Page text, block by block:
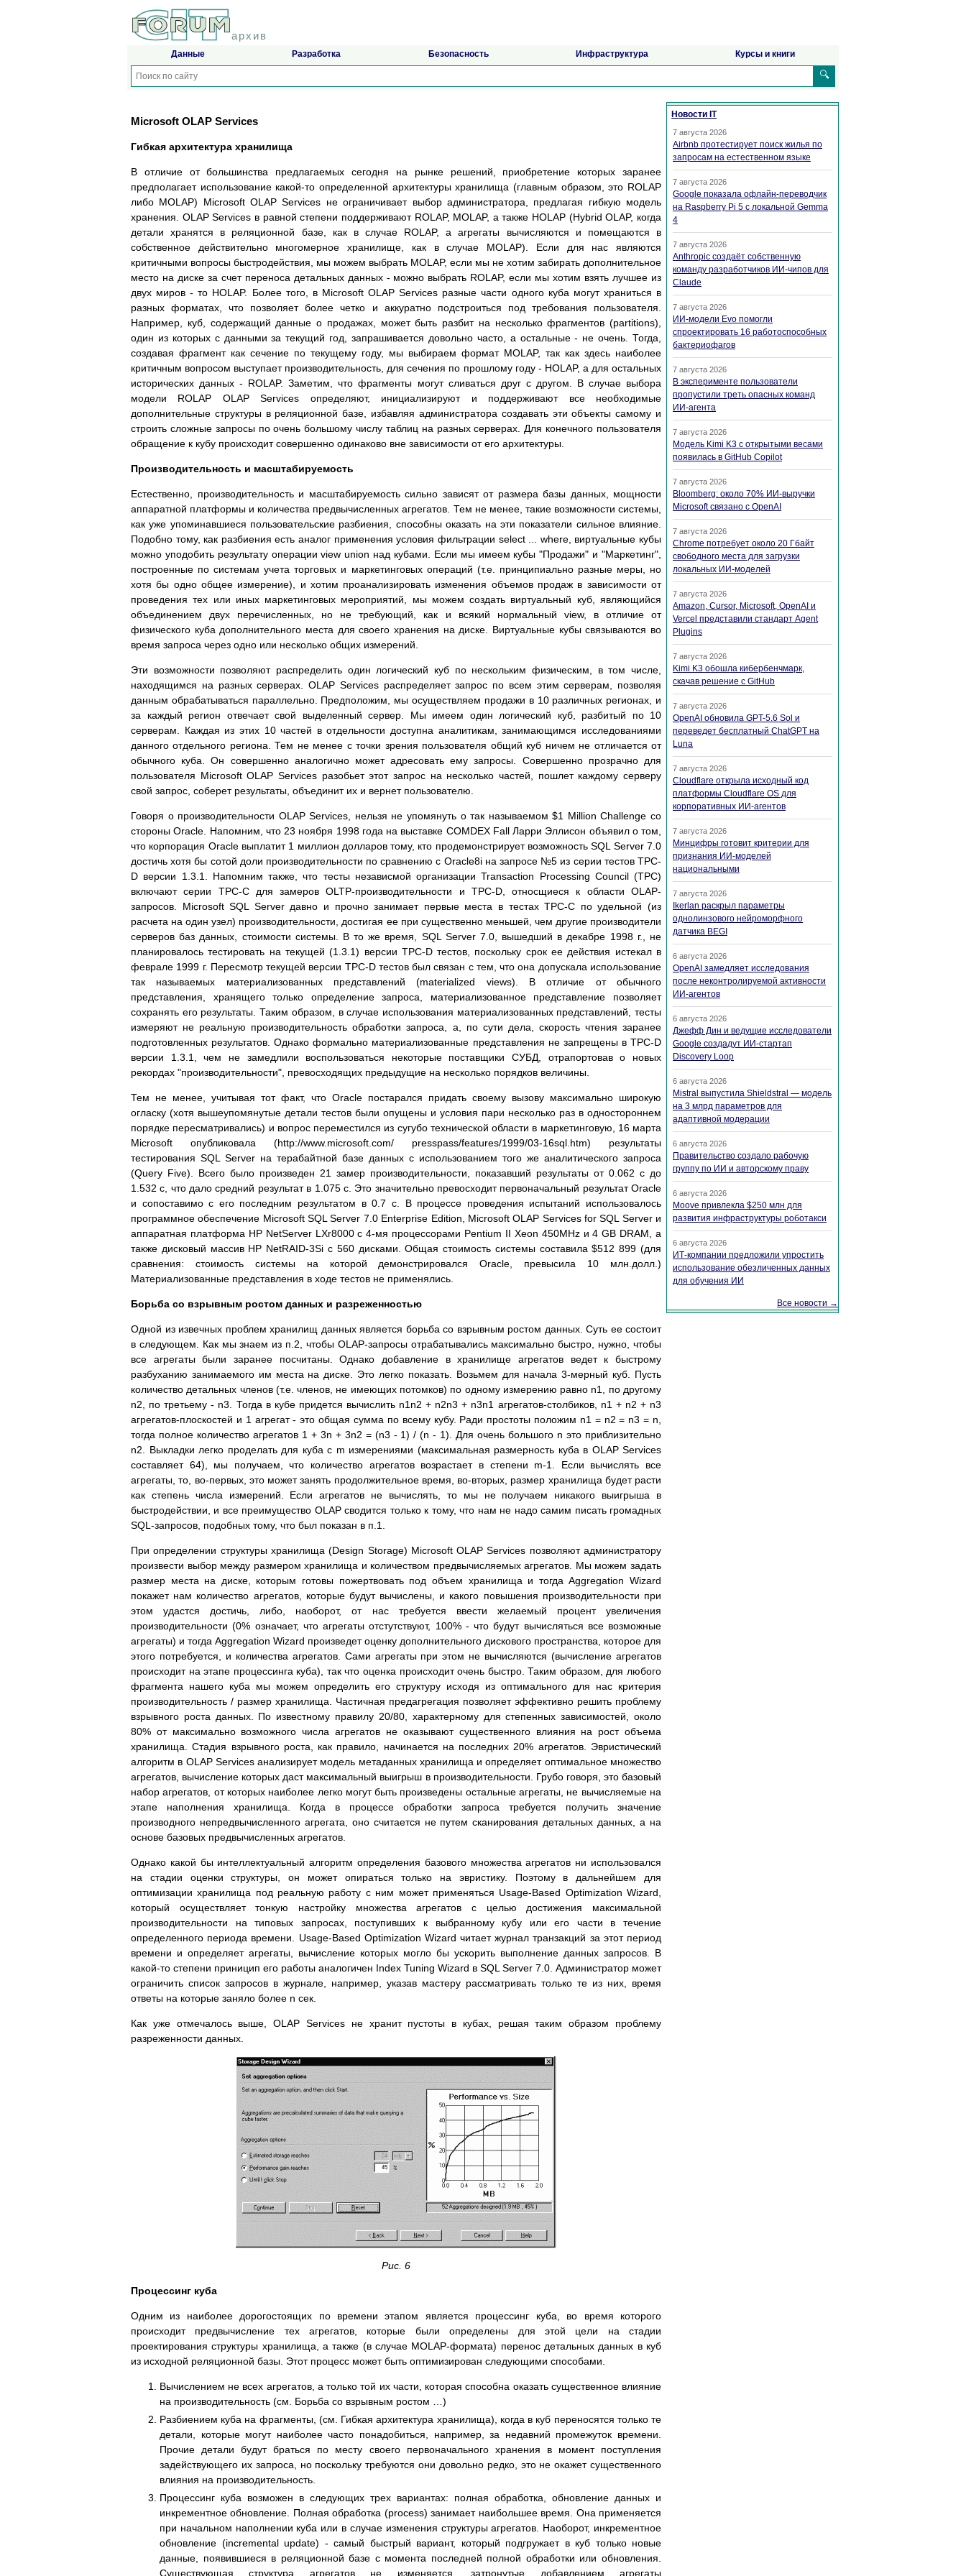
архив
Данные Разработка Безопасность Инфраструктура Курсы и книги
🔍
Microsoft OLAP Services
Гибкая архитектура хранилища
В отличие от большинства предлагаемых сегодня на рынке решений, приобретение которых заранее
предполагает использование какой-то определенной архитектуры хранилища (главным образом, это ROLAP
либо MOLAP) Microsoft OLAP Services не ограничивает выбор администратора, предлагая гибкую модель
хранения. OLAP Services в равной степени поддерживают ROLAP, MOLAP, а также HOLAP (Hybrid OLAP, когда
детали хранятся в реляционной базе, как в случае ROLAP, а агрегаты вычисляются и помещаются в
собственное действительно многомерное хранилище, как в случае MOLAP). Если для нас являются
критичными вопросы быстродействия, мы можем выбрать MOLAP, если мы не хотим забирать дополнительное
место на диске за счет переноса детальных данных - можно выбрать ROLAP, если мы хотим взять лучшее из
двух миров - то HOLAP. Более того, в Microsoft OLAP Services разные чаcти одного куба могут храниться в
разных форматах, что позволяет более четко и аккуратно подстроиться под требования пользователя.
Например, куб, содержащий данные о продажах, может быть разбит на несколько фрагментов (partitions),
один из которых с данными за текущий год, запрашивается довольно часто, а остальные - не очень. Тогда,
создавая фрагмент как сечение по текущему году, мы выбираем формат MOLAP, так как здесь наиболее
критичным вопросом выступает производительность, для сечения по прошлому году - HOLAP, а для остальных
исторических данных - ROLAP. Заметим, что фрагменты могут сливаться друг с другом. В случае выбора
модели ROLAP OLAP Services определяют, инициализируют и поддерживают все необходимые
дополнительные структуры в реляционной базе, избавляя администратора создавать эти объекты самому и
строить сложные запросы по очень большому числу таблиц на разных серверах. Для конечного пользователя
обращение к кубу происходит совершенно одинаково вне зависимости от его архитектуры.
Производительность и масштабируемость
Естественно, производительность и масштабируемость сильно зависят от размера базы данных, мощности
аппаратной платформы и количества предвычисленных агрегатов. Тем не менее, такие возможности системы,
как уже упоминавшиеся пользовательские разбиения, способны оказать на эти показатели сильное влияние.
Подобно тому, как разбиения есть аналог применения условия фильтрации select ... where, виртуальные кубы
можно уподобить результату операции view union над кубами. Если мы имеем кубы "Продажи" и "Маркетинг",
построенные по системам учета торговых и маркетинговых операций (т.е. принципиально разные меры, но
хотя бы одно общее измерение), и хотим проанализировать изменения объемов продаж в зависимости от
проведения тех или иных маркетинговых мероприятий, мы можем создать виртуальный куб, являющийся
объединением двух перечисленных, но не требующий, как и всякий нормальный view, в отличие от
физического куба дополнительного места для своего хранения на диске. Виртуальные кубы связываются во
время запроса через одно или несколько общих измерений.
Эти возможности позволяют распределить один логический куб по нескольким физическим, в том числе,
находящимся на разных серверах. OLAP Services распределяет запрос по всем этим серверам, позволяя
данным обрабатываться параллельно. Предположим, мы осуществляем продажи в 10 различных регионах, и
за каждый регион отвечает свой выделенный сервер. Мы имеем один логический куб, разбитый по 10
серверам. Каждая из этих 10 частей в отдельности доступна аналитикам, занимающимся исследованиями
данного отдельного региона. Тем не менее с точки зрения пользователя общий куб ничем не отличается от
обычного куба. Он совершенно аналогично может адресовать ему запросы. Совершенно прозрачно для
пользователя Microsoft OLAP Services разобьет этот запрос на несколько частей, пошлет каждому серверу
свой запрос, соберет результаты, объединит их и вернет пользователю.
Говоря о производительности OLAP Services, нельзя не упомянуть о так называемом $1 Million Challenge со
стороны Oracle. Напомним, что 23 ноября 1998 года на выставке COMDEX Fall Ларри Эллисон объявил о том,
что корпорация Oracle выплатит 1 миллион долларов тому, кто продемонстрирует возможность SQL Server 7.0
достичь хотя бы сотой доли производительности по сравнению с Oracle8i на запросе №5 из серии тестов TPC-
D версии 1.3.1. Напомним также, что тесты независмой организации Transaction Processing Council (TPC)
включают серии TPC-C для замеров OLTP-производительности и TPC-D, относщиеся к области OLAP-
запросов. Microsoft SQL Server давно и прочно занимает первые места в тестах ТРС-С по удельной (из
расчета на один узел) производительности, достигая ее при существенно меньшей, чем другие производители
серверов баз данных, стоимости системы. В то же время, SQL Server 7.0, вышедший в декабре 1998 г., не
планировалось тестировать на текущей (1.3.1) версии TPC-D тестов, поскольку срок ее действия истекал в
феврале 1999 г. Пересмотр текущей версии TPC-D тестов был связан с тем, что она допускала использование
так называемых материализованных представлений (materialized views). В отличие от обычного
представления, хранящего только определение запроса, материализованное представление позволяет
сохранять его результаты. Таким образом, в случае использования материализованных представлений, тесты
измеряют не реальную производительность обработки запроса, а, по сути дела, скорость чтения заранее
подготовленных результатов. Однако формально материализованные представления не запрещены в TPC-D
версии 1.3.1, чем не замедлили воспользоваться некоторые поставщики СУБД, отрапортовав о новых
рекордах "производительности", превосходящих предыдущие на несколько порядков величины.
Тем не менее, учитывая тот факт, что Oracle постарался придать своему вызову максимально широкую
огласку (хотя вышеупомянутые детали тестов были опущены и условия пари несколько раз в одностороннем
порядке пересматривались) и вопрос переместился из сугубо технической области в маркетинговую, 16 марта
Microsoft опубликовала (http://www.microsoft.com/ presspass/features/1999/03-16sql.htm) результаты
тестирования SQL Server на терабайтной базе данных с использованием того же аналитического запроса
(Query Five). Всего было произведен 21 замер производительности, показавший результаты от 0.062 с до
1.532 с, что дало средний результат в 1.075 с. Это значительно превосходит первоначальный результат Oracle
и сопоставимо с его последним результатом в 0.7 с. В процессе проведения испытаний использовалось
программное обеспечение Microsoft SQL Server 7.0 Enterprise Edition, Microsoft OLAP Services for SQL Server и
аппаратная платформа HP NetServer LXr8000 с 4-мя процессорами Pentium II Xeon 450MHz и 4 GB DRAM, а
также дисковый массив HP NetRAID-3Si с 560 дисками. Общая стоимость системы составила $512 899 (для
сравнения: стоимость системы на которой демонстрировался Oracle, превысила 10 млн.долл.)
Материализованные представления в ходе тестов не применялись.
Борьба со взрывным ростом данных и разреженностью
Одной из извечных проблем хранилищ данных является борьба со взрывным ростом данных. Суть ее состоит
в следующем. Как мы знаем из п.2, чтобы OLAP-запросы отрабатывались максимально быстро, нужно, чтобы
все агрегаты были заранее посчитаны. Однако добавление в хранилище агрегатов ведет к быстрому
разбуханию занимаемого им места на диске. Это легко показать. Возьмем для начала 3-мерный куб. Пусть
количество детальных членов (т.е. членов, не имеющих потомков) по одному измерению равно n1, по другому
n2, по третьему - n3. Тогда в кубе придется вычислить n1n2 + n2n3 + n3n1 агрегатов-столбиков, n1 + n2 + n3
агрегатов-плоскостей и 1 агрегат - это общая сумма по всему кубу. Ради простоты положим n1 = n2 = n3 = n,
тогда полное количество агрегатов 1 + 3n + 3n2 = (n3 - 1) / (n - 1). Для очень большого n это приблизительно
n2. Выкладки легко проделать для куба с m измерениями (максимальная размерность куба в OLAP Services
составляет 64), мы получаем, что количество агрегатов возрастает в степени m-1. Если вычислять все
агрегаты, то, во-первых, это может занять продолжительное время, во-вторых, размер хранилища будет расти
как степень числа измерений. Если агрегатов не вычислять, то мы не получаем никакого выигрыша в
быстродействии, и все преимущество OLAP сводится только к тому, что нам не надо самим писать громадных
SQL-запросов, подобных тому, что был показан в п.1.
При определении структуры хранилища (Design Storage) Microsoft OLAP Services позволяют администратору
произвести выбор между размером хранилища и количеством предвычисляемых агрегатов. Мы можем задать
размер места на диске, которым готовы пожертвовать под объем хранилища и тогда Aggregation Wizard
покажет нам количество агрегатов, которые будут вычислены, и какого повышения производительности при
этом удастся достичь, либо, наоборот, от нас требуется ввести желаемый процент увеличения
производительности (0% означает, что агрегаты отстутствуют, 100% - что будут вычисляться все возможные
агрегаты) и тогда Aggregation Wizard произведет оценку дополнительного дискового пространства, которое для
этого потребуется, и количества агрегатов. Сами агрегаты при этом не вычисляются (вычисление агрегатов
происходит на этапе процессинга куба), так что оценка происходит очень быстро. Таким образом, для любого
фрагмента нашего куба мы можем определить его структуру исходя из оптимального для нас критерия
производительность / размер хранилища. Частичная предагрегация позволяет эффективно решить проблему
взрывного роста данных. По известному правилу 20/80, характерному для степенных зависимостей, около
80% от максимально возможного числа агрегатов не оказывают существенного влияния на рост объема
хранилища. Стадия взрывного роста, как правило, начинается на последних 20% агрегатов. Эвристический
алгоритм в OLAP Services анализирует модель метаданных хранилища и определяет оптимальное множество
агрегатов, вычисление которых даст максимальный выигрыш в производительности. Грубо говоря, это базовый
набор агрегатов, от которых наиболее легко могут быть произведены остальные агрегаты, не вычисляемые на
этапе наполнения хранилища. Когда в процессе обработки запроса требуется получить значение
производного непредвычисленного агрегата, оно считается не путем сканирования детальных данных, а на
основе базовых предвычисленных агрегатов.
Однако какой бы интеллектуальный алгоритм определения базового множества агрегатов ни использовался
на стадии оценки структуры, он может опираться только на эвристику. Поэтому в дальнейшем для
оптимизации хранилища под реальную работу с ним может применяться Usage-Based Optimization Wizard,
который осуществляет тонкую настройку множества агрегатов с целью достижения максимальной
производительности на типовых запросах, поступивших к выбранному кубу или его части в течение
определенного периода времени. Usage-Based Optimization Wizard читает журнал транзакций за этот период
времени и определяет агрегаты, вычисление которых могло бы ускорить выполнение данных запросов. В
какой-то степени приницип его работы аналогичен Index Tuning Wizard в SQL Server 7.0. Администратор может
ограничить список запросов в журнале, например, указав мастеру рассматривать только те из них, время
ответы на которые заняло более n сек.
Как уже отмечалось выше, OLAP Services не хранит пустоты в кубах, решая таким образом проблему
разреженности данных.
Рис. 6
Процессинг куба
Одним из наиболее дорогостоящих по времени этапом является процессинг куба, во время которого
происходит предвычисление тех агрегатов, которые были определены для этой цели на стадии
проектирования структуры хранилища, а также (в случае MOLAP-формата) перенос детальных данных в куб
из исходной реляционной базы. Этот процесс может быть оптимизирован следующими способами.
Вычислением не всех агрегатов, а только той их части, которая способна оказать существенное влияние
на производительность (см. Борьба со взрывным ростом …)
Разбиением куба на фрагменты, (см. Гибкая архитектура хранилища), когда в куб переносятся только те
детали, которые могут наиболее часто понадобиться, например, за недавний промежуток времени.
Прочие детали будут браться по месту своего первоначального хранения в момент поступления
задействующего их запроса, но поскольку требуются они довольно редко, это не окажет существенного
влияния на производительность.
Процессинг куба возможен в следующих трех вариантах: полная обработка, обновление данных и
инкрементное обновление. Полная обработка (process) занимает наибольшее время. Она применяется
при начальном наполнении куба или в случае изменения структуры агрегатов. Наоборот, инкрементное
обновление (incremental update) - самый быстрый вариант, который подгружает в куб только новые
данные, появившиеся в реляционной базе с момента последней полной обработки или обновления.
Существующая структура агрегатов не изменяется, затронутые добавлением агрегаты
Новости IT
7 августа 2026
Airbnb протестирует поиск жилья по
запросам на естественном языке
7 августа 2026
Google показала офлайн-переводчик
на Raspberry Pi 5 с локальной Gemma
4
7 августа 2026
Anthropic создаёт собственную
команду разработчиков ИИ-чипов для
Claude
7 августа 2026
ИИ-модели Evo помогли
спроектировать 16 работоспособных
бактериофагов
7 августа 2026
В эксперименте пользователи
пропустили треть опасных команд
ИИ-агента
7 августа 2026
Модель Kimi K3 с открытыми весами
появилась в GitHub Copilot
7 августа 2026
Bloomberg: около 70% ИИ-выручки
Microsoft связано с OpenAI
7 августа 2026
Chrome потребует около 20 Гбайт
свободного места для загрузки
локальных ИИ-моделей
7 августа 2026
Amazon, Cursor, Microsoft, OpenAI и
Vercel представили стандарт Agent
Plugins
7 августа 2026
Kimi K3 обошла кибербенчмарк,
скачав решение с GitHub
7 августа 2026
OpenAI обновила GPT-5.6 Sol и
переведет бесплатный ChatGPT на
Luna
7 августа 2026
Cloudflare открыла исходный код
платформы Cloudflare OS для
корпоративных ИИ-агентов
7 августа 2026
Минцифры готовит критерии для
признания ИИ-моделей
национальными
7 августа 2026
Ikerlan раскрыл параметры
однолинзового нейроморфного
датчика BEGI
6 августа 2026
OpenAI замедляет исследования
после неконтролируемой активности
ИИ-агентов
6 августа 2026
Джефф Дин и ведущие исследователи
Google создадут ИИ-стартап
Discovery Loop
6 августа 2026
Mistral выпустила Shieldstral — модель
на 3 млрд параметров для
адаптивной модерации
6 августа 2026
Правительство создало рабочую
группу по ИИ и авторскому праву
6 августа 2026
Moove привлекла $250 млн для
развития инфраструктуры роботакси
6 августа 2026
ИТ-компании предложили упростить
использование обезличенных данных
для обучения ИИ
Все новости →